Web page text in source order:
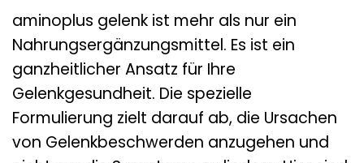
aminoplus gelenk ist mehr als nur ein
Nahrungsergänzungsmittel. Es ist ein
ganzheitlicher Ansatz für Ihre
Gelenkgesundheit. Die spezielle
Formulierung zielt darauf ab, die Ursachen
von Gelenkbeschwerden anzugehen und